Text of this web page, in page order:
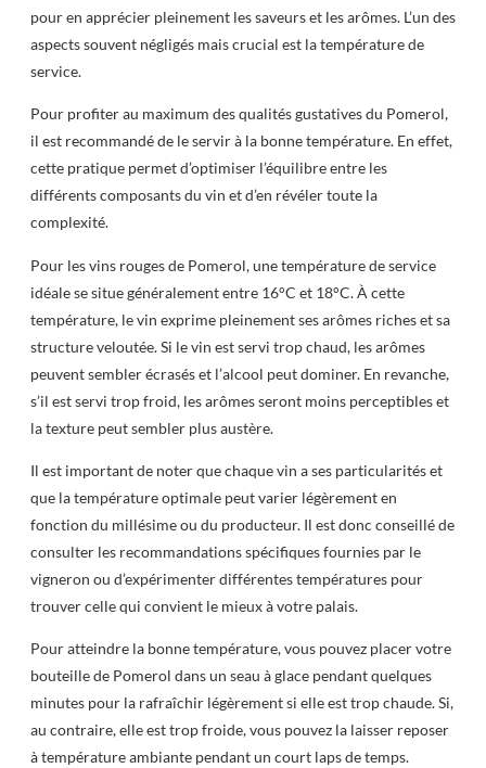
pour en apprécier pleinement les saveurs et les arômes. L’un des
aspects souvent négligés mais crucial est la température de
service.
Pour profiter au maximum des qualités gustatives du Pomerol,
il est recommandé de le servir à la bonne température. En effet,
cette pratique permet d’optimiser l’équilibre entre les
différents composants du vin et d’en révéler toute la
complexité.
Pour les vins rouges de Pomerol, une température de service
idéale se situe généralement entre 16°C et 18°C. À cette
température, le vin exprime pleinement ses arômes riches et sa
structure veloutée. Si le vin est servi trop chaud, les arômes
peuvent sembler écrasés et l’alcool peut dominer. En revanche,
s’il est servi trop froid, les arômes seront moins perceptibles et
la texture peut sembler plus austère.
Il est important de noter que chaque vin a ses particularités et
que la température optimale peut varier légèrement en
fonction du millésime ou du producteur. Il est donc conseillé de
consulter les recommandations spécifiques fournies par le
vigneron ou d’expérimenter différentes températures pour
trouver celle qui convient le mieux à votre palais.
Pour atteindre la bonne température, vous pouvez placer votre
bouteille de Pomerol dans un seau à glace pendant quelques
minutes pour la rafraîchir légèrement si elle est trop chaude. Si,
au contraire, elle est trop froide, vous pouvez la laisser reposer
à température ambiante pendant un court laps de temps.